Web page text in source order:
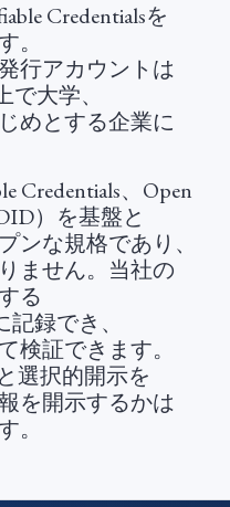
Credentialsを​
。​
行アカウントは​
大学、​
めと​する​企業に​
Credentials、​Open
）を​基盤と​
ンな​規格であり、​
ません。​当社の​
る​
録でき、​
検証できます。​
選択的開示を​
を​開示するかは​
。